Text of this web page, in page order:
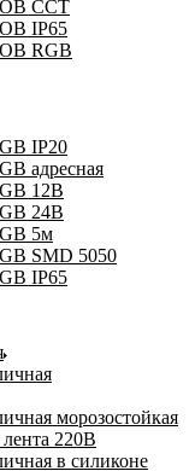
CCT
IP65
RGB
IP20
адресная
12В
24В
5м
SMD 5050
IP65
морозостойкая
220В
в силиконе